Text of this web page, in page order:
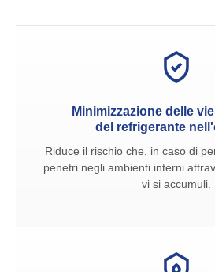
Minimizzazione delle
del refrigerante
Riduce il rischio che, in caso di
penetri negli ambienti interni
vi si accumuli.